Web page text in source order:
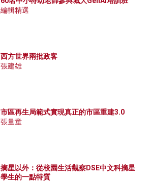
編輯精選
西方世界兩批政客
張建雄
市區再生局範式實現真正的市區重建3.0
張量童
摘星以外：從校園生活觀察DSE中文科摘星
學生的一點特質